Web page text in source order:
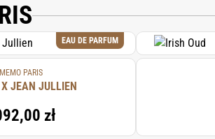
EAU DE PARFUM
MEMO PARIS
X JEAN JULLIEN
zł